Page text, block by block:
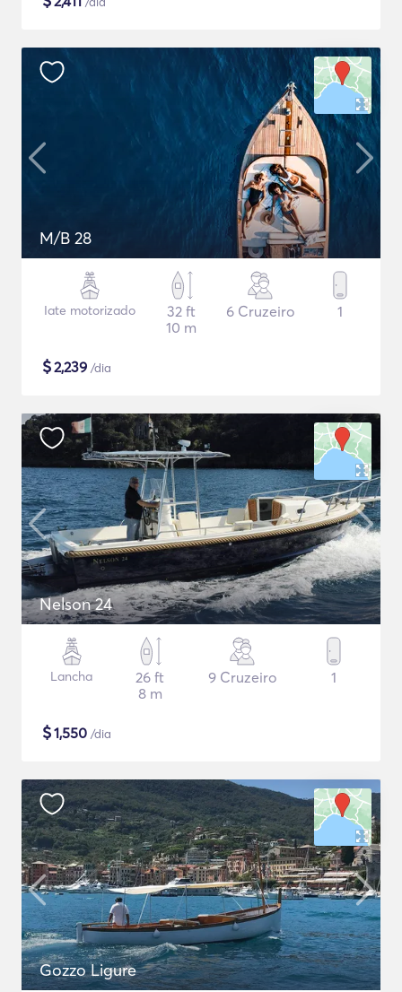
M/B 28
Iate motorizado
32 ft
10 m
6 Cruzeiro 1
$2,239 /dia
Nelson 24
Lancha
26 ft
8 m
9 Cruzeiro 1
$1,550 /dia
Gozzo Ligure